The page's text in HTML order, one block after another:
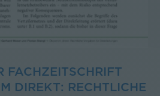
FACHZEITSCHRIFT
DIREKT: RECHTLICHE